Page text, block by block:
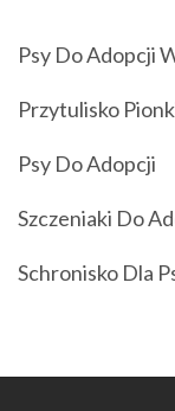
Psy Do Adopcji
Przytulisko
Psy Do Adopcji
Szczeniaki Do
Schronisko Dla